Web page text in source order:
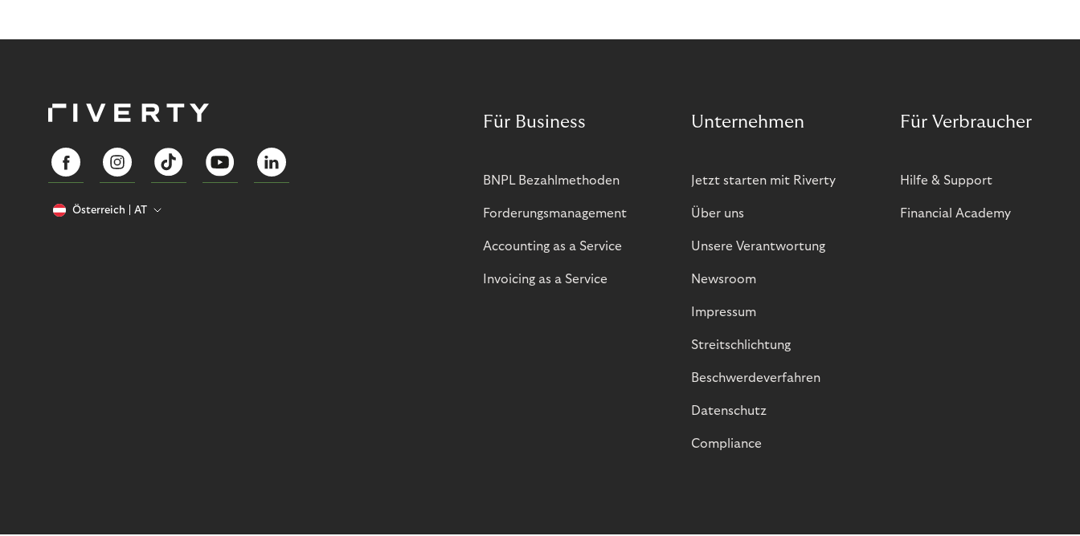
Österreich AT
Für Business
BNPL Bezahlmethoden
Forderungsmanagement
Accounting as a Service
Invoicing as a Service
Unternehmen
Jetzt starten mit Riverty
Über uns
Unsere Verantwortung
Newsroom
Impressum
Streitschlichtung
Beschwerdeverfahren
Datenschutz
Compliance
Für Verbraucher
Hilfe & Support
Financial Academy